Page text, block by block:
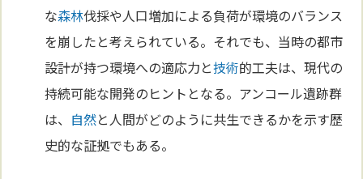
な森林伐採や人口増加による負荷が環境のバランス
を崩したと考えられている。それでも、当時の都市
設計が持つ環境への適応力と技術的工夫は、現代の
持続可能な開発のヒントとなる。アンコール遺跡群
は、 自然と人間がどのように共生できるかを示す歴
史的な証拠でもある。